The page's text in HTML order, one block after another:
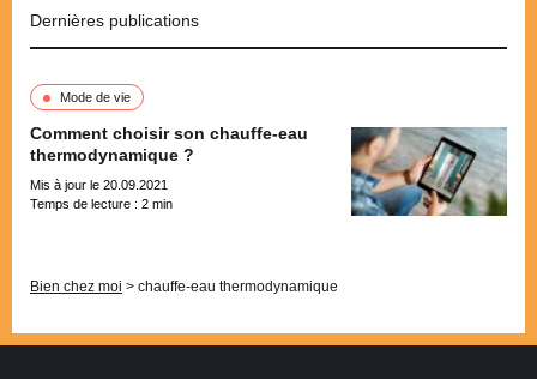
Dernières publications
Mode de vie
Comment choisir son chauffe-eau
thermodynamique ?
Mis à jour le 20.09.2021
Temps de lecture : 2 min
Bien chez moi > chauffe-eau thermodynamique